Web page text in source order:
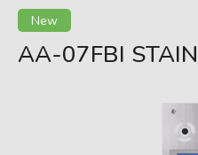
New
AA-07FBI